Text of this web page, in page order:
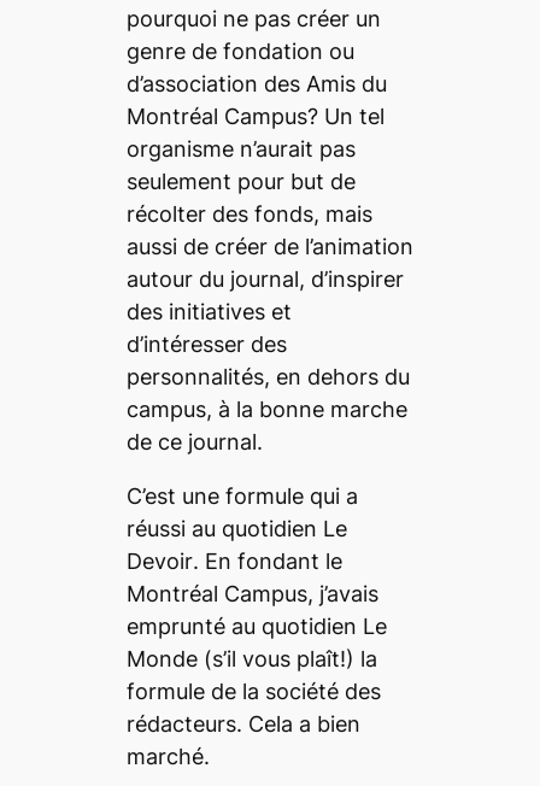
pourquoi ne pas créer un
genre de fondation ou
d’association des Amis du
Montréal Campus? Un tel
organisme n’aurait pas
seulement pour but de
récolter des fonds, mais
aussi de créer de l’animation
autour du journal, d’inspirer
des initiatives et
d’intéresser des
personnalités, en dehors du
campus, à la bonne marche
de ce journal.
C’est une formule qui a
réussi au quotidien Le
Devoir. En fondant le
Montréal Campus, j’avais
emprunté au quotidien Le
Monde(s’il vous plaît!) la
formule de la société des
rédacteurs. Cela a bien
marché.